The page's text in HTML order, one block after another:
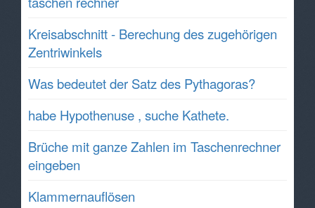
Kreisabschnitt - Berechung des zugehörigen
Zentriwinkels
Was bedeutet der Satz des Pythagoras?
habe Hypothenuse , suche Kathete.
Brüche mit ganze Zahlen im Taschenrechner
eingeben
Klammernauflösen